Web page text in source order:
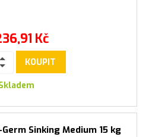
Kč
KOUPIT
Sinking Medium 15 kg